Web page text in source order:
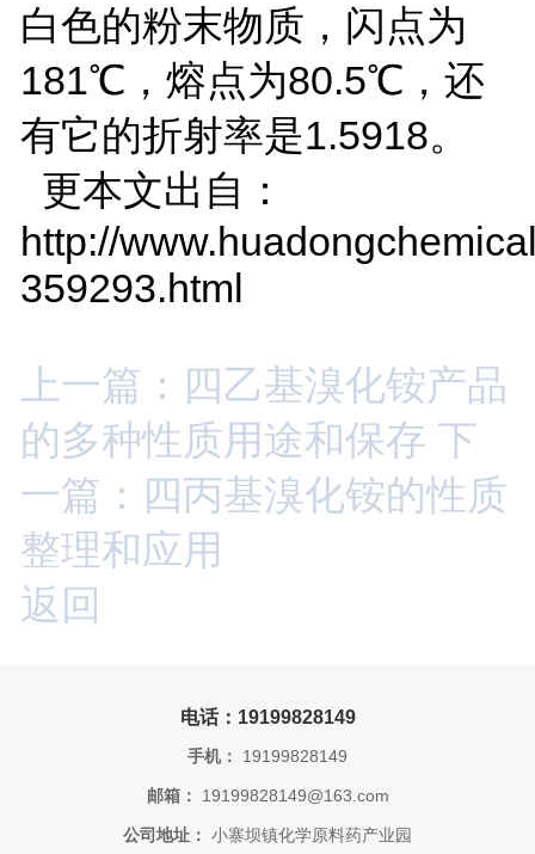
白色的粉末物质，闪点为
181℃，熔点为80.5℃，还
有它的折射率是1.5918。
更本文出自：
http://
359293.html
上一篇：四乙基溴化铵产品
的多种性质用途和保存 下
一篇：四丙基溴化铵的性质
整理和应用
返回
电话：19199828149
手机： 19199828149
邮箱： 19199828149@163.com
公司地址： 小寨坝镇化学原料药产业园